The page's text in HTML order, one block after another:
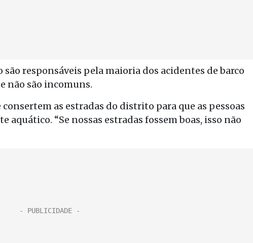
responsáveis ​​pela maioria dos acidentes de barco
não são incomuns.
as estradas do distrito para que as pessoas
“Se nossas estradas fossem boas, isso não